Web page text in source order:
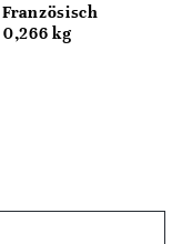
Französisch
0,266 kg